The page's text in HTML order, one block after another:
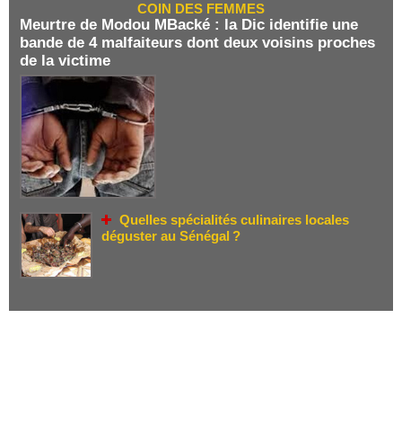
COIN DES FEMMES
Meurtre de Modou MBacké : la Dic identifie une
bande de 4 malfaiteurs dont deux voisins proches
de la victime
Quelles spécialités culinaires locales
déguster au Sénégal ?